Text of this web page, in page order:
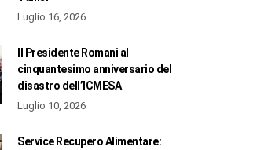
Luglio 16, 2026
Il Presidente Romani al
cinquantesimo anniversario del
disastro dell’ICMESA
Luglio 10, 2026
Service Recupero Alimentare: